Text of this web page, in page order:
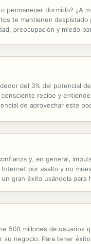
permanecer dormido? ¿A
te mantienen despistado
preocupación y miedo
del 3% del potencial
recibe y
de aprovechar este
y, en general,
por asalto y no
gran éxito usándola para
500 millones de usuarios
su negocio. Para tener